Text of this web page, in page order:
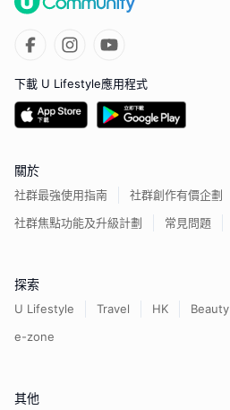
下載 U Lifestyle應用程式
關於
社群最強使用指南
社群創作有價企劃
社群焦點功能及升級計劃
常見問題
探索
U Lifestyle Travel HK Beauty
e-zone
其他